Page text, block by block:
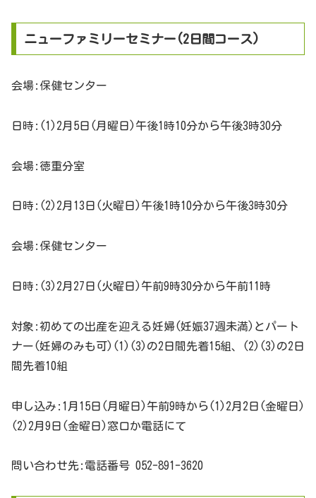
ニューファミリーセミナー(2日間コース)
会場:保健センター
日時:(1)2月5日(月曜日)午後1時10分から午後3時30分
会場:徳重分室
日時:(2)2月13日(火曜日)午後1時10分から午後3時30分
会場:保健センター
日時:(3)2月27日(火曜日)午前9時30分から午前11時
対象:初めての出産を迎える妊婦(妊娠37週未満)とパート
ナー(妊婦のみも可)(1)(3)の2日間先着15組、(2)(3)の2日
間先着10組
申し込み:1月15日(月曜日)午前9時から(1)2月2日(金曜日)
(2)2月9日(金曜日)窓口か電話にて
問い合わせ先:電話番号 052-891-3620